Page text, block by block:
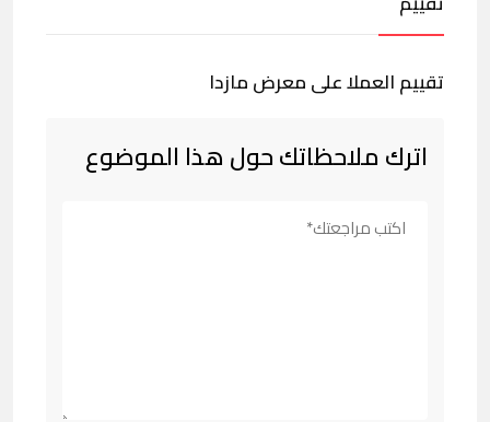
تقييم العملا على معرض مازدا
اترك ملاحظاتك حول هذا الموضوع